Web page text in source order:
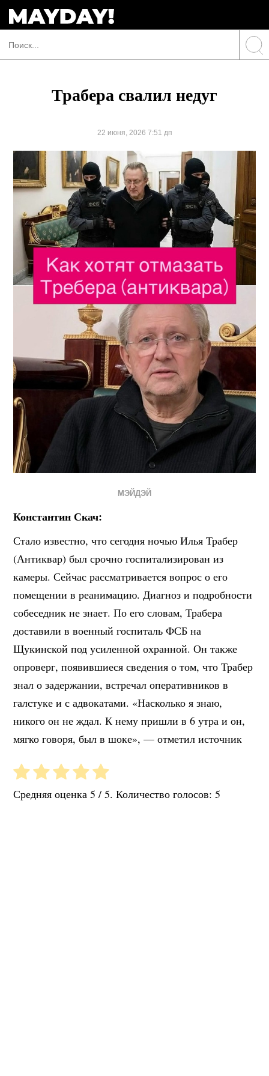
Трабера свалил недуг
22 июня, 2026 7:51 дп
МЭЙДЭЙ
Константин Скач:
Стало известно, что сегодня ночью Илья Трабер
(Антиквар) был срочно госпитализирован из
камеры. Сейчас рассматривается вопрос о его
помещении в реанимацию. Диагноз и подробности
собеседник не знает. По его словам, Трабера
доставили в военный госпиталь ФСБ на
Щукинской под усиленной охранной. Он также
опроверг, появившиеся сведения о том, что Трабер
знал о задержании, встречал оперативников в
галстуке и с адвокатами. «Насколько я знаю,
никого он не ждал. К нему пришли в 6 утра и он,
мягко говоря, был в шоке», — отметил источник
Средняя оценка5 / 5. Количество голосов:5